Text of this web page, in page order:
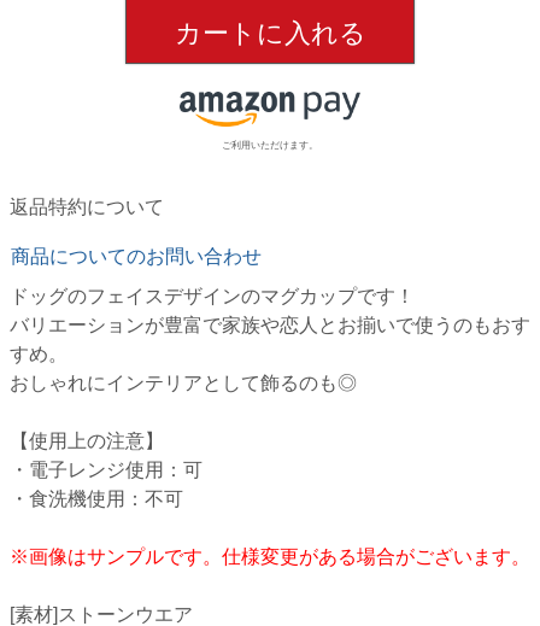
カートに入れる
ご利用いただけます。
返品特約について
商品についてのお問い合わせ
ドッグのフェイスデザインのマグカップです！
バリエーションが豊富で家族や恋人とお揃いで使うのもおす
すめ。
おしゃれにインテリアとして飾るのも◎
【使用上の注意】
・電子レンジ使用：可
・食洗機使用：不可
※画像はサンプルです。仕様変更がある場合がございます。
[素材]ストーンウエア